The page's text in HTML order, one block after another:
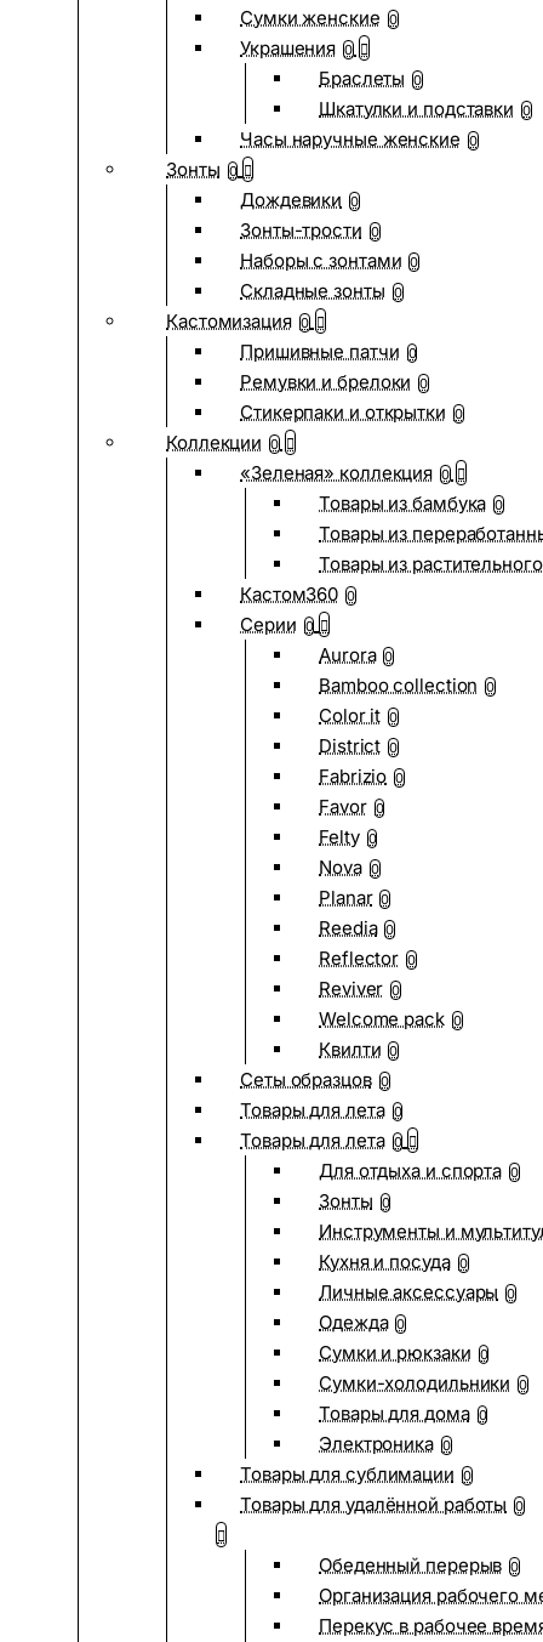
Сумки женские 0
Украшения 0
Браслеты 0
Шкатулки и подставки 0
Часы наручные женские 0
Зонты 0
Дождевики 0
Зонты-трости 0
Наборы с зонтами 0
Складные зонты 0
Кастомизация 0
Пришивные патчи 0
Ремувки и брелоки 0
Стикерпаки и открытки 0
Коллекции 0
«Зеленая» коллекция 0
Товары из бамбука 0
Товары из
Товары из
Кастом360 0
Серии 0
Aurora 0
Bamboo collection 0
Color it 0
District 0
Fabrizio 0
Favor 0
Felty 0
Nova 0
Planar 0
Reedia 0
Reflector 0
Reviver 0
Welcome pack 0
Квилти 0
Сеты образцов 0
Товары для лета 0
Товары для лета 0
Для отдыха и спорта 0
Зонты 0
Инструменты и
Кухня и посуда 0
Личные аксессуары 0
Одежда 0
Сумки и рюкзаки 0
Сумки-холодильники 0
Товары для дома 0
Электроника 0
Товары для сублимации 0
Товары для удалённой работы 0
Обеденный перерыв 0
Организация рабочего
Перекус в рабочее